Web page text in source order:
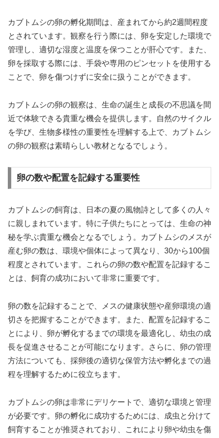
カブトムシの卵の孵化期間は、産まれてから約2週間程度
とされています。観察を行う際には、卵を安定した環境で
管理し、適切な湿度と温度を保つことが肝心です。また、
卵を採取する際には、手袋や専用のピンセットを使用する
ことで、卵を傷つけずに安全に扱うことができます。
カブトムシの卵の観察は、生命の誕生と成長の不思議を間
近で体験できる貴重な機会を提供します。自然のサイクル
を学び、生物多様性の重要性を理解する上で、カブトムシ
の卵の観察は素晴らしい教材となるでしょう。
卵の数や配置を記録する重要性
カブトムシの飼育は、日本の夏の風物詩として多くの人々
に親しまれています。特に子供たちにとっては、生命の神
秘を学ぶ貴重な機会となるでしょう。カブトムシのメスが
産む卵の数は、環境や個体によって異なり、30から100個
程度とされています。これらの卵の数や配置を記録するこ
とは、飼育の成功において非常に重要です。
卵の数を記録することで、メスの健康状態や産卵環境の適
切さを把握することができます。また、配置を記録するこ
とにより、卵が孵化するまでの環境を最適化し、幼虫の成
長を促進させることが可能になります。さらに、卵の管理
方法についても、採卵後の適切な保管方法や孵化までの過
程を理解するために役立ちます。
カブトムシの卵は非常にデリケートで、適切な環境と管理
が必要です。卵の孵化に成功するためには、成虫と分けて
飼育することが推奨されており、これにより卵や幼虫を傷